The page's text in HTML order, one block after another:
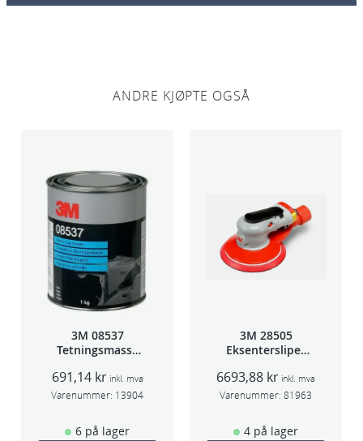
ANDRE KJØPTE OGSÅ
3M 08537
Tetningsmasse
691,14 kr inkl. mva
Varenummer: 13904
6 på lager
3M 28505
Eksentersliper
2,5mm slag
75mm
6693,88 kr inkl. mva
Varenummer: 81963
4 på lager